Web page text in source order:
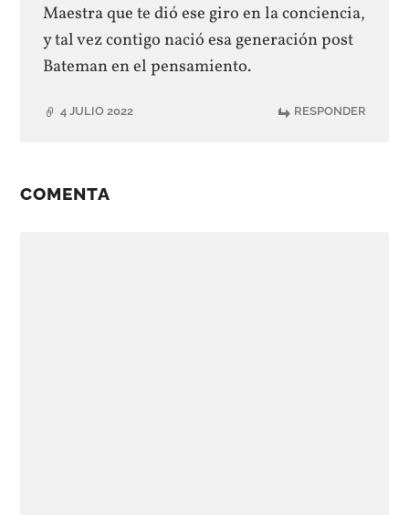
Maestra que te dió ese giro en la conciencia,
y tal vez contigo nació esa generación post
Bateman en el pensamiento.
4 JULIO 2022 RESPONDER
COMENTA